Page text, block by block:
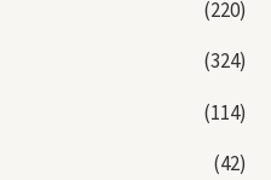
(220)
(324)
(114)
(42)